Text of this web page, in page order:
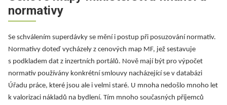
normativy
Se schválením superdávky se mění i postup při posuzování normativ.
Normativy doteď vycházely z cenových map MF, jež sestavuje
s podkladem dat z inzertních portálů. Nově mají být pro výpočet
normativ používány konkrétní smlouvy nacházející se v databázi
Úřadu práce, které jsou ale i velmi staré. U mnoha nedošlo mnoho let
k valorizaci nákladů na bydlení. Tím mnoho současných příjemců